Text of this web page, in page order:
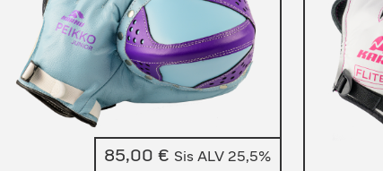
85,00€ Sis ALV 25,5%